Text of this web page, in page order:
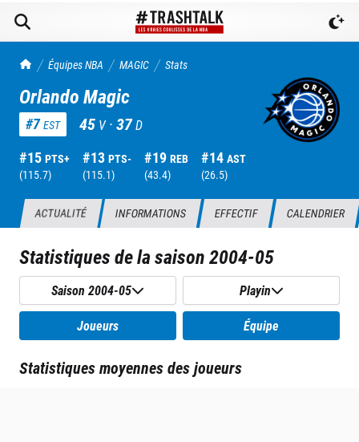
TrashTalk Actu NBA
Équipes NBA MAGIC Stats
Orlando Magic
#7 EST 45 V ·37D
#15 PTS+
(115.7)
#13 PTS-
(115.1)
#19 REB
(43.4)
#14 AST
(26.5)
ACTUALITÉ INFORMATIONS EFFECTIF CALENDRIER
Statistiques de la saison2004-05
Saison 2004-05 Playin
Joueurs Équipe
Statistiques moyennes des joueurs